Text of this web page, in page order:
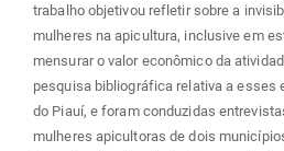
trabalho objetivou refletir sobre a
mulheres na apicultura, inclusive em
mensurar o valor econômico da
pesquisa bibliográfica relativa a esses
do Piauí, e foram conduzidas
mulheres apicultoras de dois